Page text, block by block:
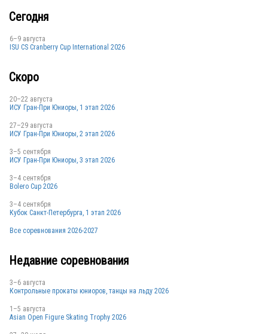
Сегодня
6–9 августа
ISU CS Cranberry Cup International 2026
Скоро
20–22 августа
ИСУ Гран-При Юниоры, 1 этап 2026
27–29 августа
ИСУ Гран-При Юниоры, 2 этап 2026
3–5 сентября
ИСУ Гран-При Юниоры, 3 этап 2026
3–4 сентября
Bolero Cup 2026
3–4 сентября
Кубок Санкт-Петербурга, 1 этап 2026
Все соревнования 2026-2027
Недавние соревнования
3–6 августа
Контрольные прокаты юниоров, танцы на льду 2026
1–5 августа
Asian Open Figure Skating Trophy 2026